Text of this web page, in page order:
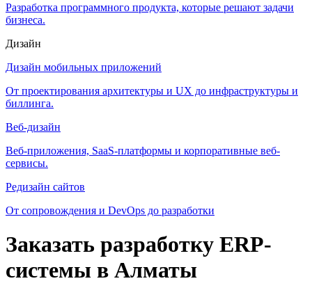
Разработка программного продукта, которые решают задачи
бизнеса.
Дизайн
Дизайн мобильных приложений
От проектирования архитектуры и UX до инфраструктуры и
биллинга.
Веб-дизайн
Веб-приложения, SaaS-платформы и корпоративные веб-
сервисы.
Редизайн сайтов
От сопровождения и DevOps до разработки
Заказать разработку ERP-
системы в Алматы